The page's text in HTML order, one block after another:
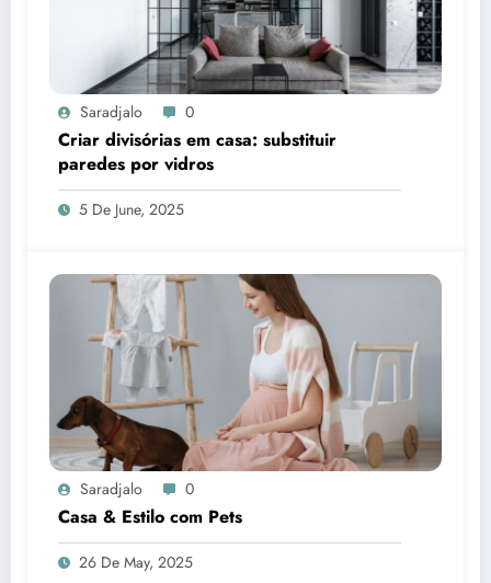
Saradjalo 0
Criar divisórias em casa: substituir
paredes por vidros
5 De June, 2025
Saradjalo 0
Casa & Estilo com Pets
26 De May, 2025